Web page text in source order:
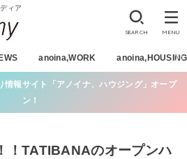
ィア
anoina,WORK anoina,HOUSING
SEARCH MENU
情報サイト「アノイナ、ハウジング」オープ
ン！
！TATIBANAのオープンハ